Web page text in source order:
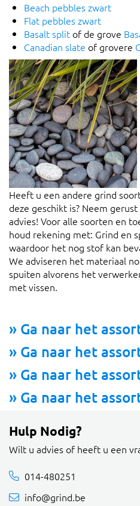
Beach pebbles zwart
Flat pebbles zwart
Basalt split of de grove
Canadian slate of grovere
Heeft u een andere grind
deze geschikt is? Neem gerust
advies! Voor alle soorten en
houd rekening met: Grind en
waardoor het nog stof kan
We adviseren het materiaal
spuiten alvorens het
met vissen.
» Ga naar het
» Ga naar het
» Ga naar het
» Ga naar het
Hulp Nodig?
Wilt u advies of heeft u een
014-480251
info@grind.be